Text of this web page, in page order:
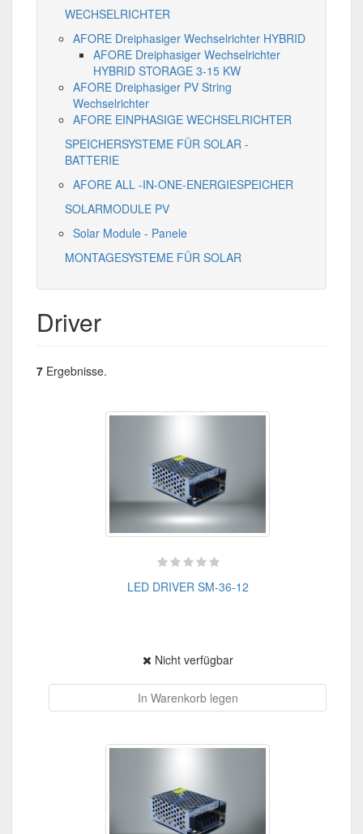
WECHSELRICHTER
AFORE Dreiphasiger Wechselrichter HYBRID
AFORE Dreiphasiger Wechselrichter
HYBRID STORAGE 3-15 KW
AFORE Dreiphasiger PV String
Wechselrichter
AFORE EINPHASIGE WECHSELRICHTER
SPEICHERSYSTEME FÜR SOLAR -
BATTERIE
AFORE ALL -IN-ONE-ENERGIESPEICHER
SOLARMODULE PV
Solar Module - Panele
MONTAGESYSTEME FÜR SOLAR
Driver
7 Ergebnisse.
LED DRIVER SM-36-12
Nicht verfügbar
In Warenkorb legen